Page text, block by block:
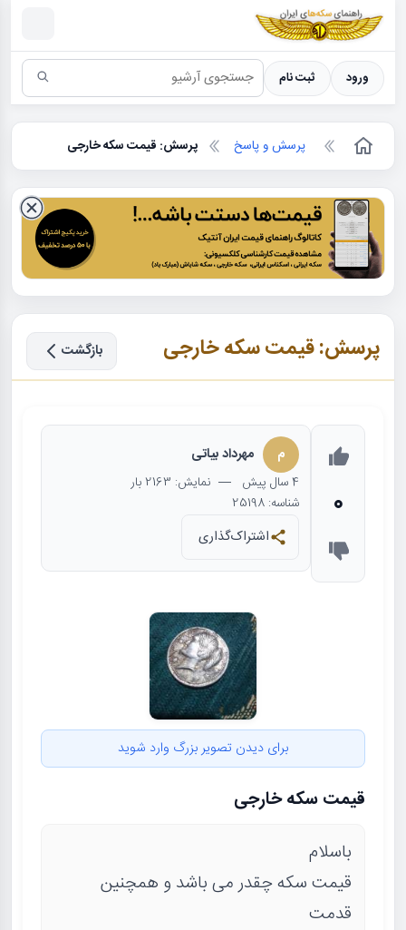
سکه ها ؛ راهنمای سکه شناسی
ورود ثبت نام
پرسش و پاسخ پرسش: قیمت سکه خارجی
پرسش: قیمت سکه خارجی بازگشت
0
م مهرداد بیاتی
4 سال پیش — نمایش: 2163 بار
شناسه: 25198
اشتراک‌گذاری
برای دیدن تصویر بزرگ وارد شوید
قیمت سکه خارجی
باسلام
قیمت سکه چقدر می باشد و همچنین
قدمت